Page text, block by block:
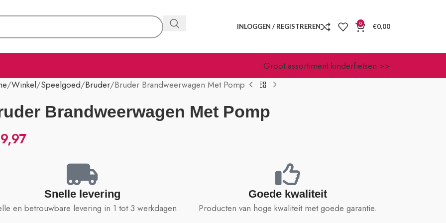
INLOGGEN / REGISTREREN 0 €0,00
Groot assortiment kinderfietsen >>
Winkel Speelgoed Bruder Bruder Brandweerwagen Met Pomp
Brandweerwagen Met Pomp
Snelle levering
en betrouwbare levering in 1 tot 3 werkdagen
Goede kwaliteit
Producten van hoge kwaliteit met goede garantie.